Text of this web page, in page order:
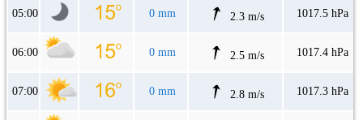
05:00 0 mm 2.3 m/s 1017.5 hPa
06:00 0 mm 2.5 m/s 1017.4 hPa
07:00 0 mm 2.8 m/s 1017.3 hPa